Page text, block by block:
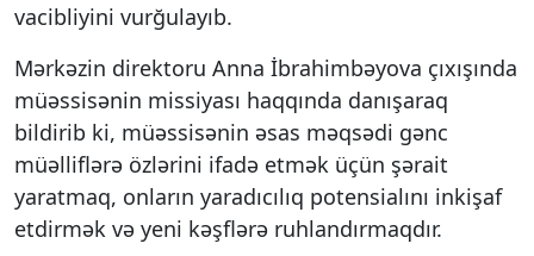
vacibliyini vurğulayıb.
Mərkəzin direktoru Anna İbrahimbəyova çıxışında
müəssisənin missiyası haqqında danışaraq
bildirib ki, müəssisənin əsas məqsədi gənc
müəlliflərə özlərini ifadə etmək üçün şərait
yaratmaq, onların yaradıcılıq potensialını inkişaf
etdirmək və yeni kəşflərə ruhlandırmaqdır.